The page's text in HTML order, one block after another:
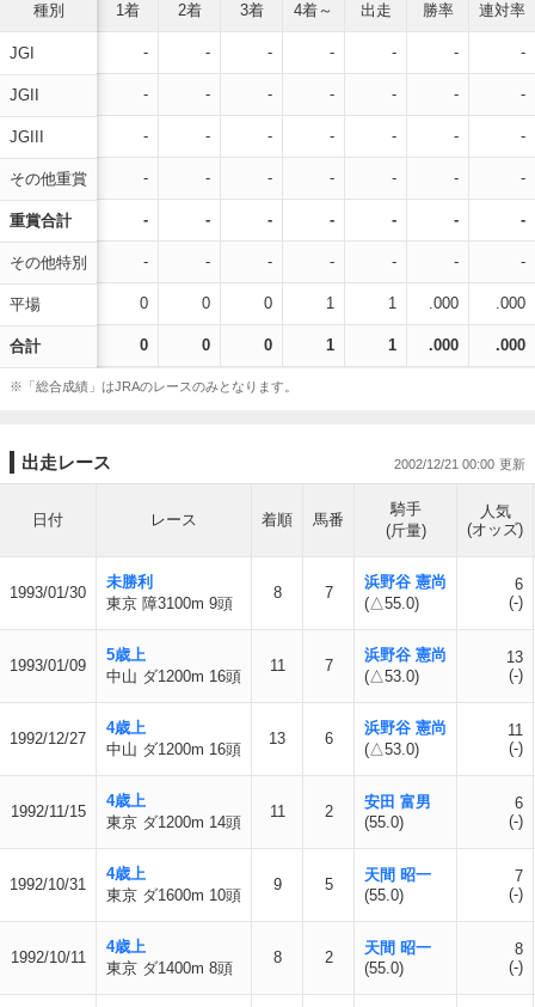
種別
JGI
JGII
JGIII
その他重賞
重賞合計
その他特別
平場
合計
1着 2着 3着 4着～ 出走 勝率 連対率
- - - - - - -
- - - - - - -
- - - - - - -
- - - - - - -
- - - - - - -
- - - - - - -
0 0 0 1 1 .000 .000
0 0 0 1 1 .000 .000
※「総合成績」はJRAのレースのみとなります。
出走レース 2002/12/21 00:00
日付 レース 着順 馬番
騎手
(斤量)
人気
(オッズ)
1993/01/30
未勝利
東京 障3100m 9頭
8 7
浜野谷 憲尚
(△55.0)
6
(-)
1993/01/09
5歳上
中山 ダ1200m 16頭
11 7
浜野谷 憲尚
(△53.0)
13
(-)
1992/12/27
4歳上
中山 ダ1200m 16頭
13 6
浜野谷 憲尚
(△53.0)
11
(-)
1992/11/15
4歳上
東京 ダ1200m 14頭
11 2
安田 富男
(55.0)
6
(-)
1992/10/31
4歳上
東京 ダ1600m 10頭
9 5
天間 昭一
(55.0)
7
(-)
1992/10/11
4歳上
東京 ダ1400m 8頭
8 2
天間 昭一
(55.0)
8
(-)